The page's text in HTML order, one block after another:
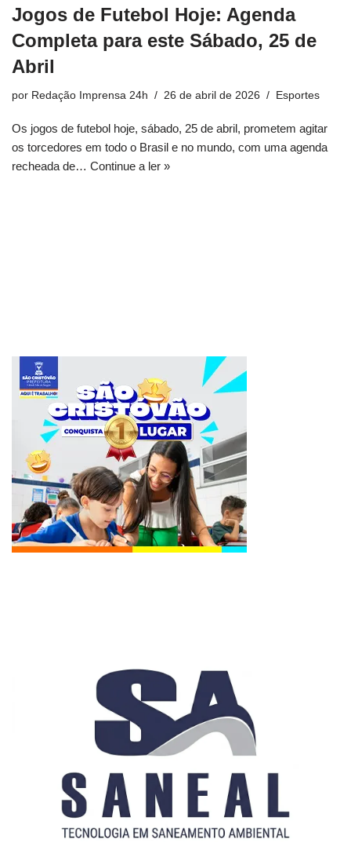
Jogos de Futebol Hoje: Agenda
Completa para este Sábado, 25 de
Abril
por Redação Imprensa 24h 26 de abril de 2026 Esportes
Os jogos de futebol hoje, sábado, 25 de abril, prometem agitar
os torcedores em todo o Brasil e no mundo, com uma agenda
recheada de… Continue a ler »